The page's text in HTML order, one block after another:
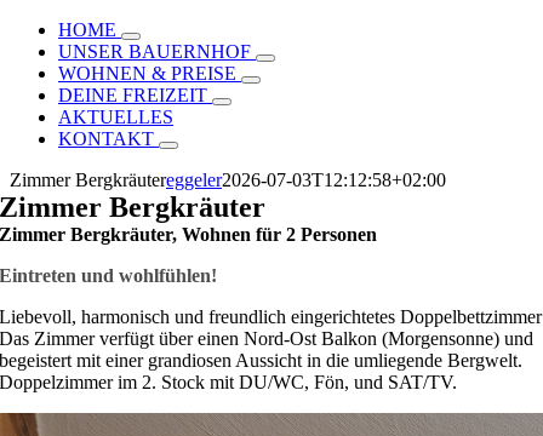
HOME
UNSER BAUERNHOF
WOHNEN & PREISE
DEINE FREIZEIT
AKTUELLES
KONTAKT
Zimmer Bergkräutereggeler2026-07-03T12:12:58+02:00
Zimmer Bergkräuter
Zimmer Bergkräuter, Wohnen für 2 Personen
Eintreten und wohlfühlen!
Liebevoll, harmonisch und freundlich eingerichtetes Doppelbettzimmer
Das Zimmer verfügt über einen Nord-Ost Balkon (Morgensonne) und
begeistert mit einer grandiosen Aussicht in die umliegende Bergwelt.
Doppelzimmer im 2. Stock mit DU/WC, Fön, und SAT/TV.